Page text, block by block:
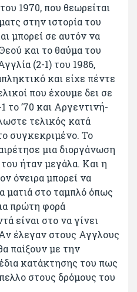
1970, που θεωρείται
στην ιστορία του
μπορεί σε αυτόν να
και το θαύμα του
(2-1) του 1986,
και είχε πέντε
που έχουμε δει σε
το ’70 και Αργεντινή-
τελικός κατά
συγκεκριμένο. Το
μια διοργάνωση
ήταν μεγάλα. Και η
όνειρα μπορεί να
ματιά στο ταμπλό όπως
πρώτη φορά
είναι στο να γίνει
έλεγαν στους Αγγλους
παίξουν με την
κατάκτησης του πως
στους δρόμους του